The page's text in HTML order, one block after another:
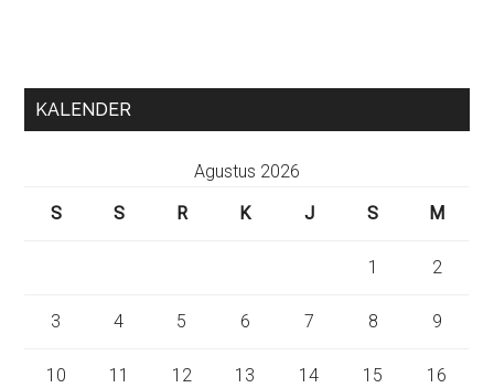
KALENDER
Agustus 2026
S
S R K J S M
1 2
3 4 5 6 7 8 9
10 11 12 13 14 15 16